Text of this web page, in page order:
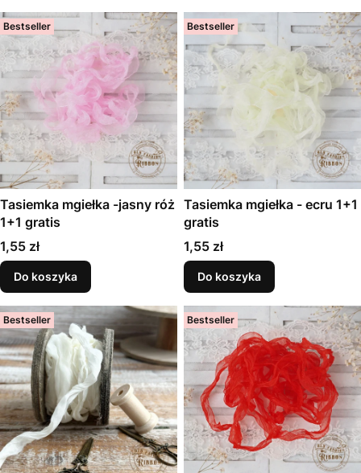
Bestseller
Tasiemka mgiełka -jasny róż
1+1 gratis
Cena
1,55 zł
Do koszyka
Bestseller
Tasiemka mgiełka - ecru 1+1
gratis
Cena
1,55 zł
Do koszyka
Bestseller Bestseller